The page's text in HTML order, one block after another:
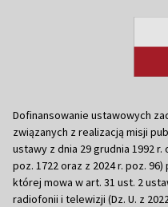
Dofinansowanie ustawowych
związanych z realizacją misji
ustawy z dnia 29 grudnia 1992 r.
poz. 1722 oraz z 2024 r. poz.
której mowa w art. 31 ust. 2
radiofonii i telewizji (Dz. U. z